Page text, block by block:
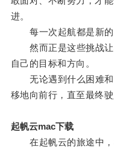
进。
每一次起航都是新的
然而正是这些挑战让
自己的目标和方向。
无论遇到什么困难和
移地向前行，直至最终驶
起帆云mac下载
在起帆云的旅途中，